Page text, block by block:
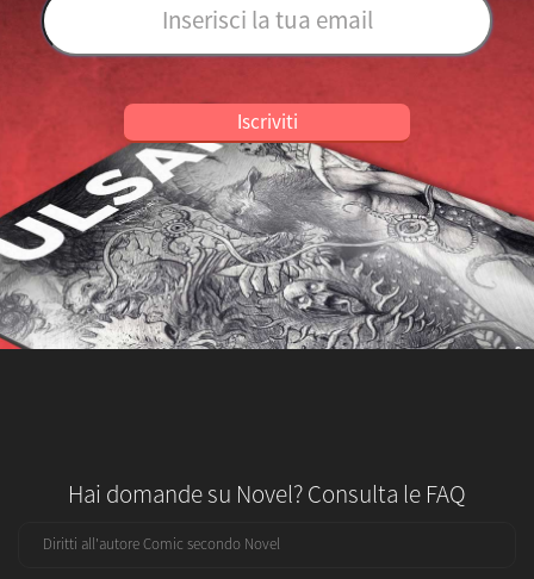
Iscriviti
Hai domande su Novel? Consulta le FAQ
Diritti all'autore Comic secondo Novel